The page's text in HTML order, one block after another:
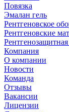
Повязка
Эмалан гель
Рентгеновское
Рентгеновские
Компания
О компании
Новости
Команда
Отзывы
Вакансии
Лицензии